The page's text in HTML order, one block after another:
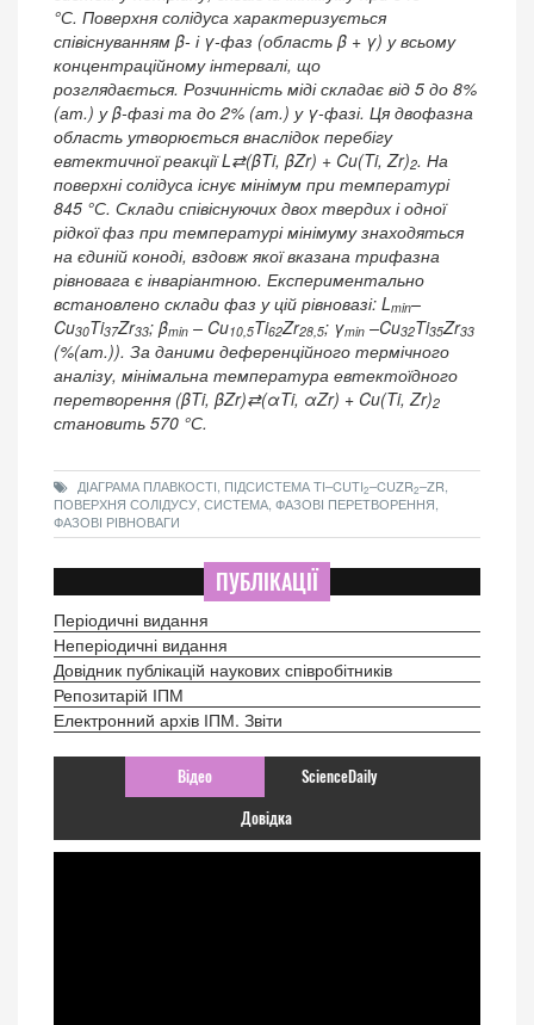
°С. Поверхня солідуса характеризується
співіснуванням β- і γ-фаз (область β + γ) у всьому
концентраційному інтервалі, що
розглядається. Розчинність міді складає від 5 до 8%
(ат.) у β-фазі та до 2% (ат.) у γ-фазі. Ця двофазна
область утворюється внаслідок перебігу
евтектичної реакції L⇄(βTi, βZr) + Cu(Ti, Zr)2. На
поверхні солідуса існує мінімум при температурі
845 °С. Склади співіснуючих двох твердих і одної
рідкої фаз при температурі мінімуму знаходяться
на єдиній коноді, вздовж якої вказана трифазна
рівновага є інваріантною. Експериментально
встановлено склади фаз у цій рівновазі: Lmin–
Cu30Ti37Zr33; βmin – Cu10,5Ti62Zr28,5; γmin –Cu32Ti35Zr33
(%(ат.)). За даними деференційного термічного
аналізу, мінімальна температура евтектоїдного
перетворення (βTi, βZr)⇄(αTi, αZr) + Cu(Ti, Zr)2
становить 570 °С.
ДІАГРАМА ПЛАВКОСТІ, ПІДСИСТЕМА TI–CUTI2–CUZR2–ZR,
ПОВЕРХНЯ СОЛІДУСУ, СИСТЕМА, ФАЗОВІ ПЕРЕТВОРЕННЯ,
ФАЗОВІ РІВНОВАГИ
ПУБЛІКАЦІЇ
Періодичні видання
Неперіодичні видання
Довідник публікацій наукових співробітників
Репозитарій ІПМ
Електронний архів ІПМ. Звіти
Відео ScienceDaily
Довідка